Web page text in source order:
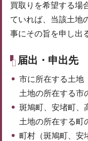
買取りを希望する場
ていれば、当該土地
事にその旨を申し出
届出・申出先
市に所在する土地
土地の所在する市
斑鳩町、安堵町、
土地の所在する町
町村（斑鳩町、安